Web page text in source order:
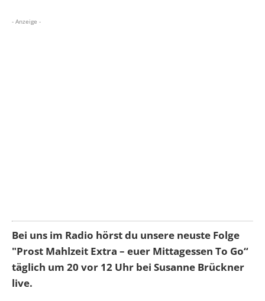
- Anzeige -
Bei uns im Radio hörst du unsere neuste Folge
"Prost Mahlzeit Extra – euer Mittagessen To Go“
täglich um 20 vor 12 Uhr bei Susanne Brückner
live.